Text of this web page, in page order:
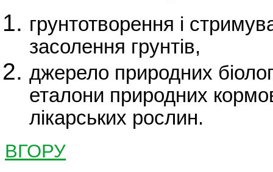
грунтотворення і
засолення грунтів,
джерело природних
еталони природних
лікарських рослин.
ВГОРУ